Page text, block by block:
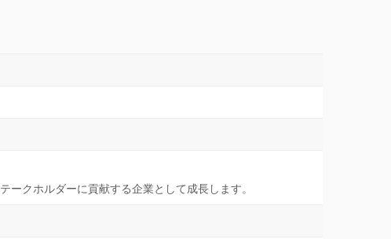
クホルダーに貢献する企業として成長します。